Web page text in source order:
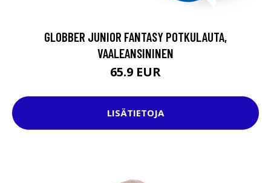
GLOBBER JUNIOR FANTASY POTKULAUTA,
VAALEANSININEN
65.9 EUR
LISÄTIETOJA